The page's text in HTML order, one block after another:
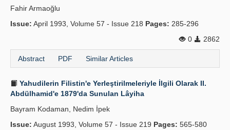
Fahir Armaoğlu
Issue: April 1993, Volume 57 - Issue 218 Pages: 285-296
0
2862
Abstract PDF Similar Articles
Yahudilerin Filistin'e Yerleştirilmeleriyle İlgili Olarak II.
Abdülhamid'e 1879'da Sunulan Lâyiha
Bayram Kodaman, Nedim İpek
Issue: August 1993, Volume 57 - Issue 219 Pages: 565-580